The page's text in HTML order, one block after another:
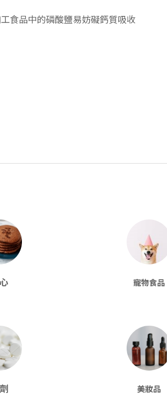
食品中的磷酸鹽易妨礙鈣質吸收
寵物食品
美妝品